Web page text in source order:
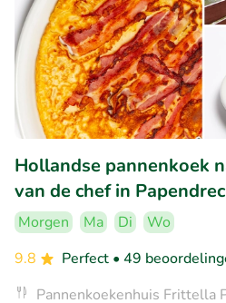
Hollandse pannenkoek
van de chef in
Morgen Ma Di
Wo
9.8
Perfect • 49
Pannenkoekenhuis Frittella